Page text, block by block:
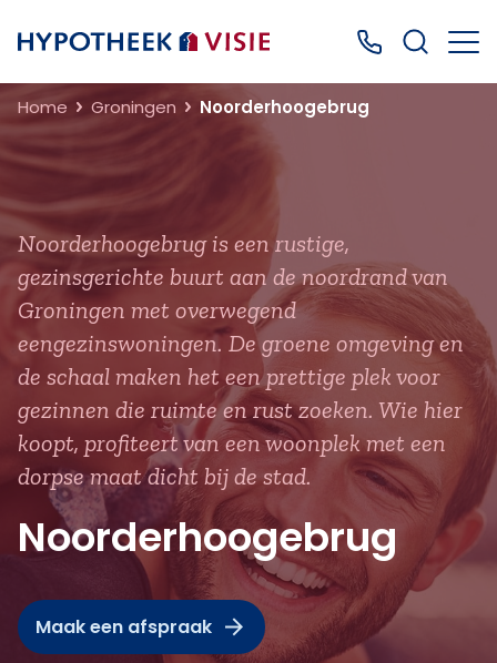
Terug naar home Bel ons: 0499
Home Groningen Noorderhoogebrug
Noorderhoogebrug is een rustige,
gezinsgerichte buurt aan de noordrand van
Groningen met overwegend
eengezinswoningen. De groene omgeving en
de schaal maken het een prettige plek voor
gezinnen die ruimte en rust zoeken. Wie hier
koopt, profiteert van een woonplek met een
dorpse maat dicht bij de stad.
Noorderhoogebrug
Maak een afspraak